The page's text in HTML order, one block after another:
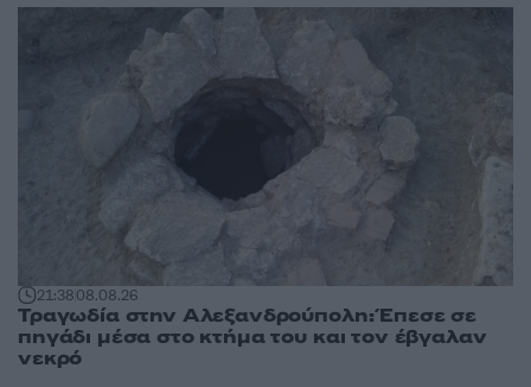
21:3808.08.26
Τραγωδία στην Αλεξανδρούπολη: Έπεσε σε
πηγάδι μέσα στο κτήμα του και τον έβγαλαν
νεκρό